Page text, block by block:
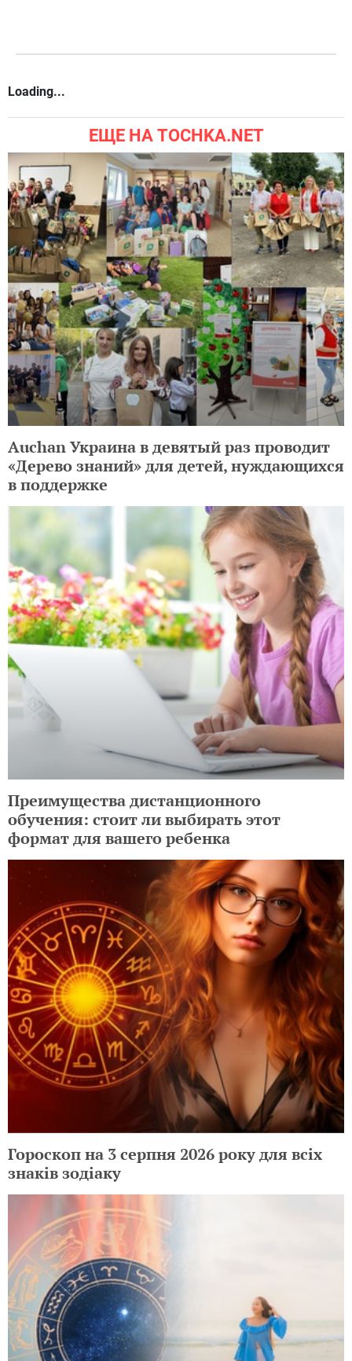
Loading...
ЕЩЕ НА TOCHKA.NET
Auchan Украина в девятый раз проводит
«Дерево знаний» для детей, нуждающихся
в поддержке
Преимущества дистанционного
обучения: стоит ли выбирать этот
формат для вашего ребенка
Гороскоп на 3 серпня 2026 року для всіх
знаків зодіаку